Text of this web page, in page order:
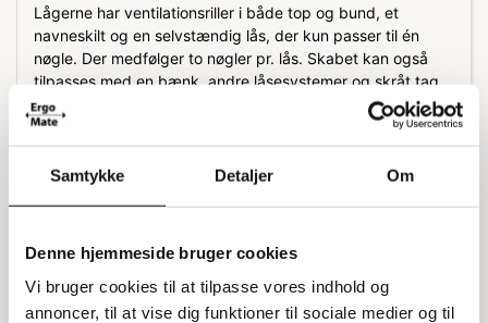
Samtykke Detaljer Om
Denne hjemmeside bruger cookies
Vi bruger cookies til at tilpasse vores indhold og
annoncer, til at vise dig funktioner til sociale medier og til
Lågerne har ventilationsriller i både top og bund, et
navneskilt og en selvstændig lås, der kun passer til én
nøgle. Der medfølger to nøgler pr. lås. Skabet kan også
tilpasses med en bænk, andre låsesystemer og skråt tag.
Funktioner og tilpasningsmuligheder
et tilbyder flere praktiske funktioner og
tilpasningsmuligheder. Ventilationsrillerne sikrer god
luftcirkulation, mens navneskiltet gør det nemt at
sikkerhed, og der er mulighed for at tilføje en bænk, vælge
andre låsesystemer eller få et skråt tag for at
imødekomme specifikke behov.